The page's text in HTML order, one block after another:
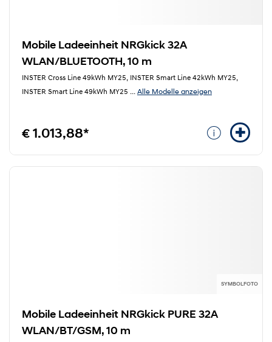
Mobile Ladeeinheit NRGkick 32A
WLAN/BLUETOOTH, 10 m
INSTER Cross Line 49kWh MY25, INSTER Smart Line 42kWh MY25,
INSTER Smart Line 49kWh MY25 ... Alle Modelle anzeigen
€ 1.013,88*
SYMBOLFOTO
Mobile Ladeeinheit NRGkick PURE 32A
WLAN/BT/GSM, 10 m